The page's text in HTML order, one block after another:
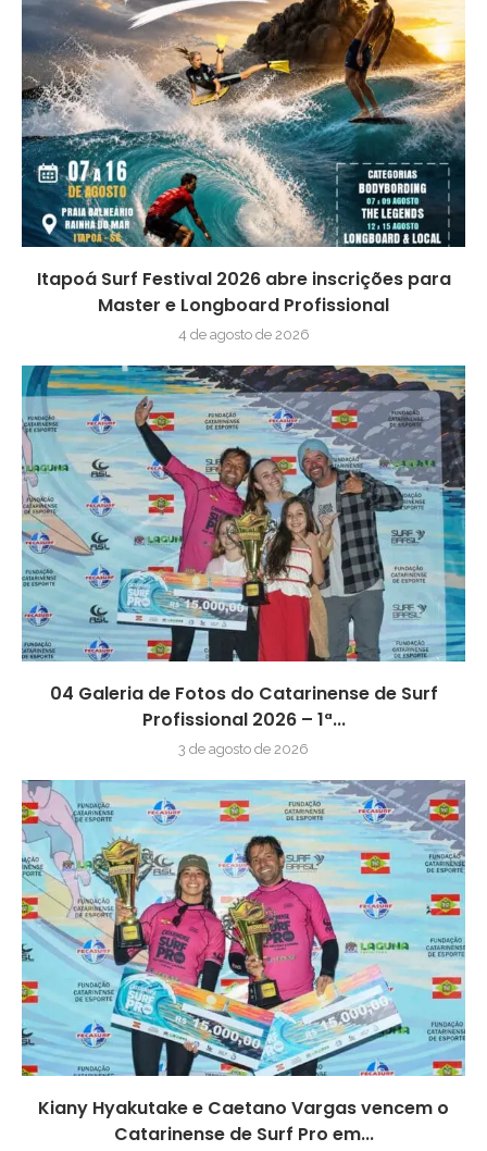
Itapoá Surf Festival 2026 abre inscrições para
Master e Longboard Profissional
4 de agosto de 2026
04 Galeria de Fotos do Catarinense de Surf
Profissional 2026 – 1ª...
3 de agosto de 2026
Kiany Hyakutake e Caetano Vargas vencem o
Catarinense de Surf Pro em...